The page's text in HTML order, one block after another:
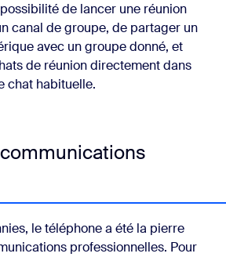
de lancer une réunion
canal de groupe, de partager un
avec un groupe donné, et
de réunion directement dans
chat habituelle.
le téléphone a été la pierre
professionnelles. Pour